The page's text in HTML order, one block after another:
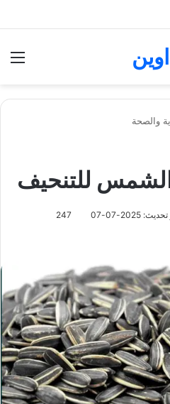
والصحة
الشمس للتنحيف
2025-07-07
247